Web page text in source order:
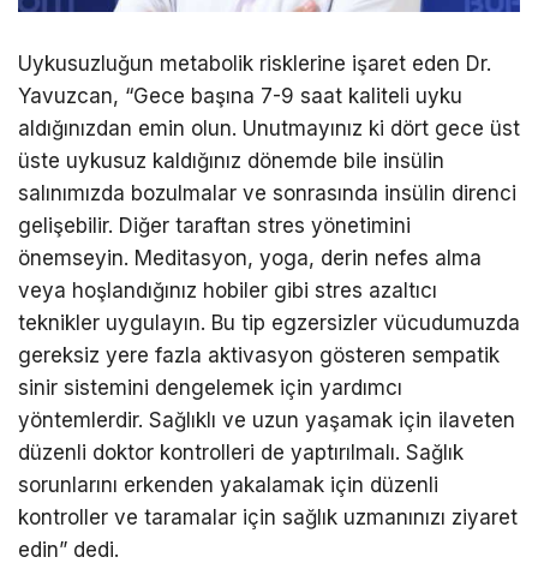
Uykusuzluğun metabolik risklerine işaret eden Dr.
Yavuzcan, “Gece başına 7-9 saat kaliteli uyku
aldığınızdan emin olun. Unutmayınız ki dört gece üst
üste uykusuz kaldığınız dönemde bile insülin
salınımızda bozulmalar ve sonrasında insülin direnci
gelişebilir. Diğer taraftan stres yönetimini
önemseyin. Meditasyon, yoga, derin nefes alma
veya hoşlandığınız hobiler gibi stres azaltıcı
teknikler uygulayın. Bu tip egzersizler vücudumuzda
gereksiz yere fazla aktivasyon gösteren sempatik
sinir sistemini dengelemek için yardımcı
yöntemlerdir. Sağlıklı ve uzun yaşamak için ilaveten
düzenli doktor kontrolleri de yaptırılmalı. Sağlık
sorunlarını erkenden yakalamak için düzenli
kontroller ve taramalar için sağlık uzmanınızı ziyaret
edin” dedi.